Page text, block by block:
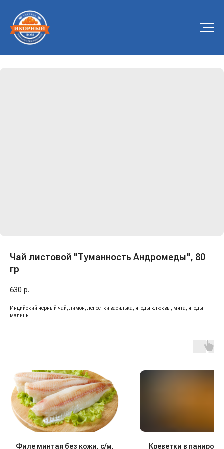
Чай листовой "Туманность Андромеды", 80
гр
630 р.
Индийский чёрный чай, лимон, лепестки василька, ягоды клюквы, мята, ягоды
малины.
Филе минтая без кожи, с/м,
Креветки в